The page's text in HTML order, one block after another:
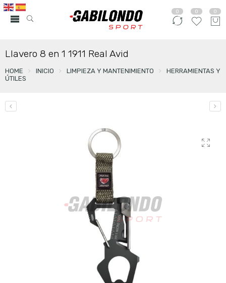
0 0 0
Llavero 8 en 1 1911 Real Avid
HOME INICIO LIMPIEZA Y MANTENIMIENTO
HERRAMIENTAS Y
ÚTILES